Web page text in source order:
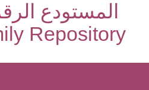
المستودع
Repository